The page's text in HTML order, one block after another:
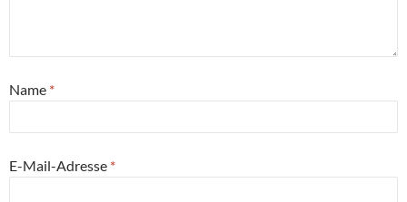
Name *
E-Mail-Adresse *